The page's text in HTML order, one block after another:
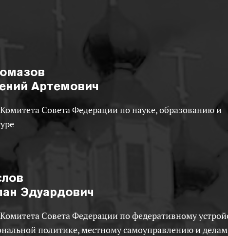
Артемович
Эдуардович
политике, местному самоуправлению и делам